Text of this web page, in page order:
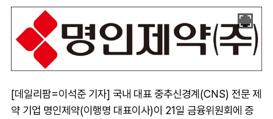
[데일리팜=이석준 기자] 국내 대표 중추신경계(CNS) 전문 제
약 기업 명인제약(이행명 대표이사)이 21일 금융위원회에 증